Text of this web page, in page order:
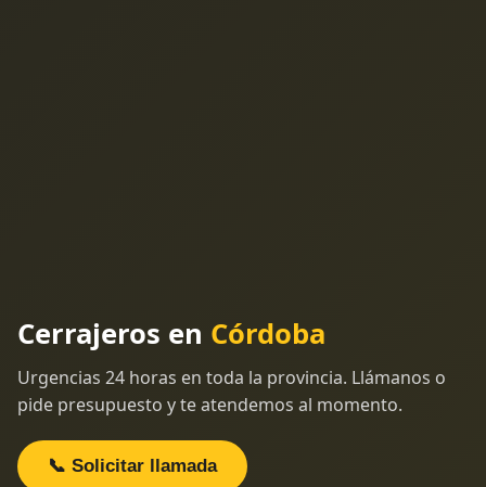
Cerrajeros en Córdoba
Urgencias 24 horas en toda la provincia. Llámanos o
pide presupuesto y te atendemos al momento.
📞 Solicitar llamada